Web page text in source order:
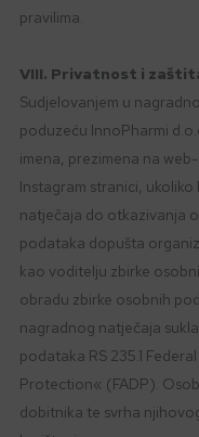
pravilima.
VIII. Privatnost i
Sudjelovanjem u
poduzeću InnoPharmi
imena, prezimena na
Instagram stranici,
natječaja do otkazivanja
podataka dopušta
kao voditelju zbirke
obradu zbirke osobnih
nagradnog natječaja
podataka RS 235.1
Protection« (FADP).
dobitnika te svrha